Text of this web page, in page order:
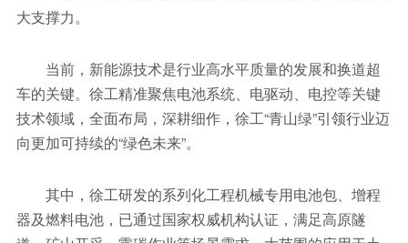
大支撑力。
当前，新能源技术是行业高水平质量的发展和换道超
车的关键。徐工精准聚焦电池系统、电驱动、电控等关键
技术领域，全面布局，深耕细作，徐工“青山绿”引领行业迈
向更加可持续的“绿色未来”。
其中，徐工研发的系列化工程机械专用电池包、增程
器及燃料电池，已通过国家权威机构认证，满足高原隧